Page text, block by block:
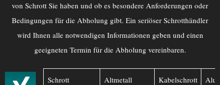
von Schrott Sie haben und ob es besondere Anforderungen oder
Bedingungen für die Abholung gibt. Ein seriöser Schrotthändler
wird Ihnen alle notwendigen Informationen geben und einen
geeigneten Termin für die Abholung vereinbaren.
Schrott Altmetall Kabelschrott